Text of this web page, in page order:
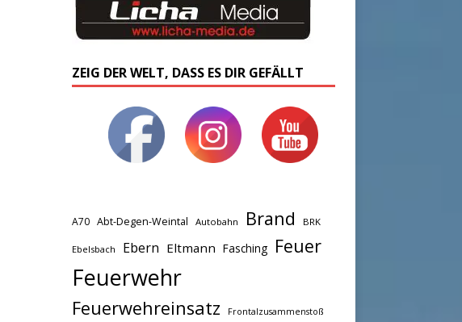
ZEIG DER WELT, DASS ES DIR GEFÄLLT
A70 Abt-Degen-Weintal Autobahn Brand BRK
Ebelsbach Ebern Eltmann Fasching Feuer
Feuerwehr
Feuerwehreinsatz Frontalzusammenstoß